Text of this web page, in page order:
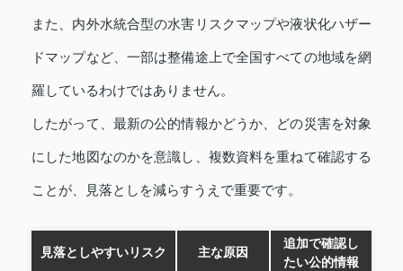
また、内外水統合型の水害リスクマップや液状化ハザー
ドマップなど、一部は整備途上で全国すべての地域を網
羅しているわけではありません。
したがって、最新の公的情報かどうか、どの災害を対象
にした地図なのかを意識し、複数資料を重ねて確認する
ことが、見落としを減らすうえで重要です。
見落としやすいリスク 主な原因
追加で確認し
たい公的情報